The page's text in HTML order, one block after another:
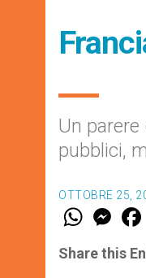
Un
pubblici,
OTTOBRE 25,
W
t
s
M
e
s
e
Share this